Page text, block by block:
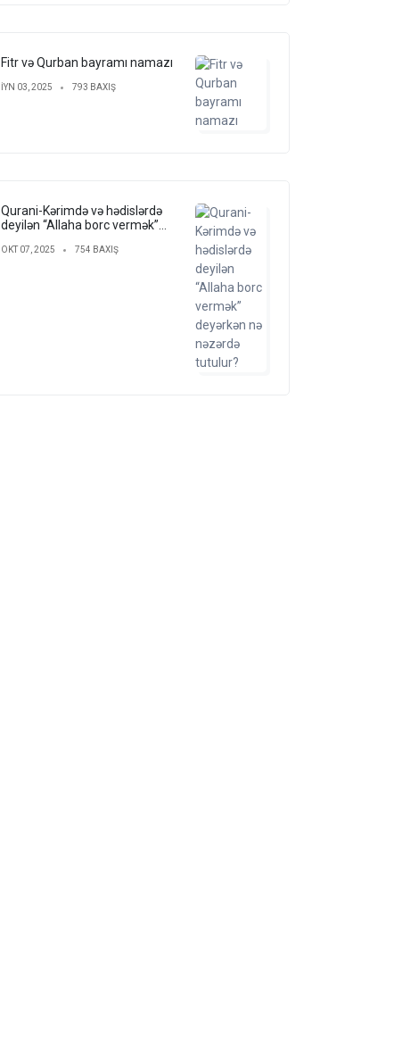
Fitr və Qurban bayramı namazı
IYN 03, 2025 793 BAXIŞ
Qurani-Kərimdə və hədislərdə
deyilən “Allaha borc vermək”
OKT 07, 2025 754 BAXIŞ